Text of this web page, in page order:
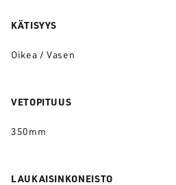
KÄTISYYS
Oikea / Vasen
VETOPITUUS
350mm
LAUKAISINKONEISTO